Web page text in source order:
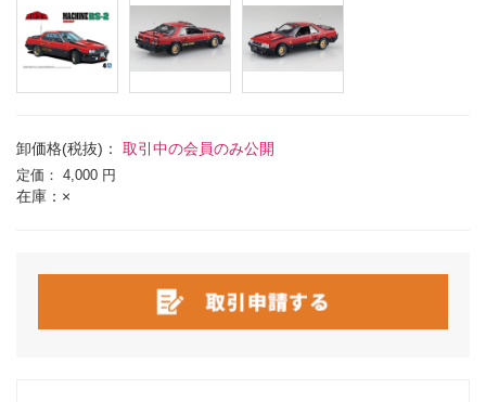
卸価格(税抜)： 取引中の会員のみ公開
定価： 4,000 円
在庫：×